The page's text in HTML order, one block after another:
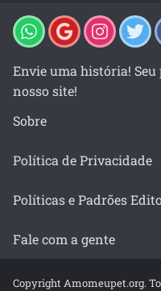
Envie uma história!
nosso site!
Sobre
Política de Privacidade
Políticas e Padrões
Fale com a gente
Copyright Amomeupet.org.